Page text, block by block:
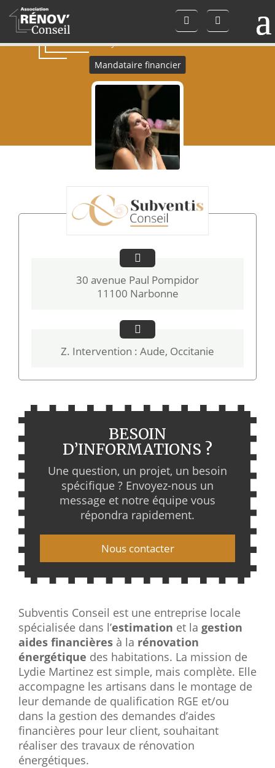
SUBVENTIS CONSEIL
- Lydie Martinez -
Mandataire financier
30 avenue Paul Pompidor
11100 Narbonne
Z. Intervention : Aude, Occitanie
BESOIN
D’INFORMATIONS ?
Une question, un projet, un besoin
spécifique ? Envoyez-nous un
message et notre équipe vous
répondra rapidement.
Nous contacter
Subventis Conseil est une entreprise locale
spécialisée dans l’estimation et la gestion
aides financières à la rénovation
énergétique des habitations. La mission de
Lydie Martinez est simple, mais complète. Elle
accompagne les artisans dans le montage de
leur demande de qualification RGE et/ou
dans la gestion des demandes d’aides
financières pour leur client, souhaitant
réaliser des travaux de rénovation
énergétiques.